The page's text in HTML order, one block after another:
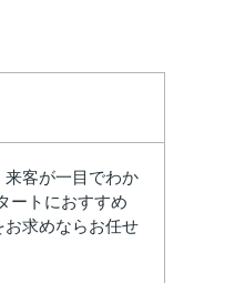
客が一目でわか
ートにおすすめ
求めならお任せ